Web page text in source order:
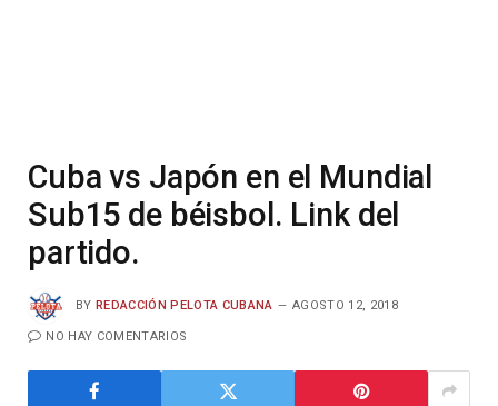
Cuba vs Japón en el Mundial
Sub15 de béisbol. Link del
partido.
BY REDACCIÓN PELOTA CUBANA AGOSTO 12, 2018
NO HAY COMENTARIOS